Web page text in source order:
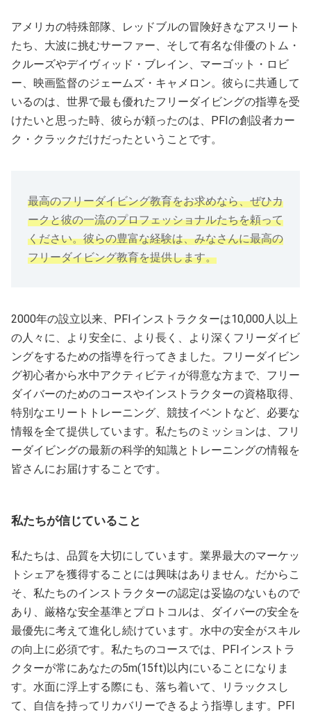
アメリカの特殊部隊、レッドブルの冒険好きなアスリート
たち、大波に挑むサーファー、そして有名な俳優のトム・
クルーズやデイヴィッド・ブレイン、マーゴット・ロビ
ー、映画監督のジェームズ・キャメロン。彼らに共通して
いるのは、世界で最も優れたフリーダイビングの指導を受
けたいと思った時、彼らが頼ったのは、PFIの創設者カー
ク・クラックだけだったということです。
最高のフリーダイビング教育をお求めなら、ぜひカ
ークと彼の一流のプロフェッショナルたちを頼って
ください。彼らの豊富な経験は、みなさんに最高の
フリーダイビング教育を提供します。
2000年の設立以来、PFIインストラクターは10,000人以上
の人々に、より安全に、より長く、より深くフリーダイビ
ングをするための指導を行ってきました。フリーダイビン
グ初心者から水中アクティビティが得意な方まで、フリー
ダイバーのためのコースやインストラクターの資格取得、
特別なエリートトレーニング、競技イベントなど、必要な
情報を全て提供しています。私たちのミッションは、フリ
ーダイビングの最新の科学的知識とトレーニングの情報を
皆さんにお届けすることです。
私たちが信じていること
私たちは、品質を大切にしています。業界最大のマーケッ
トシェアを獲得することには興味はありません。だからこ
そ、私たちのインストラクターの認定は妥協のないもので
あり、厳格な安全基準とプロトコルは、ダイバーの安全を
最優先に考えて進化し続けています。水中の安全がスキル
の向上に必須です。私たちのコースでは、PFIインストラ
クターが常にあなたの5m(15ft)以内にいることになりま
す。水面に浮上する際にも、落ち着いて、リラックスし
て、自信を持ってリカバリーできるよう指導します。PFI